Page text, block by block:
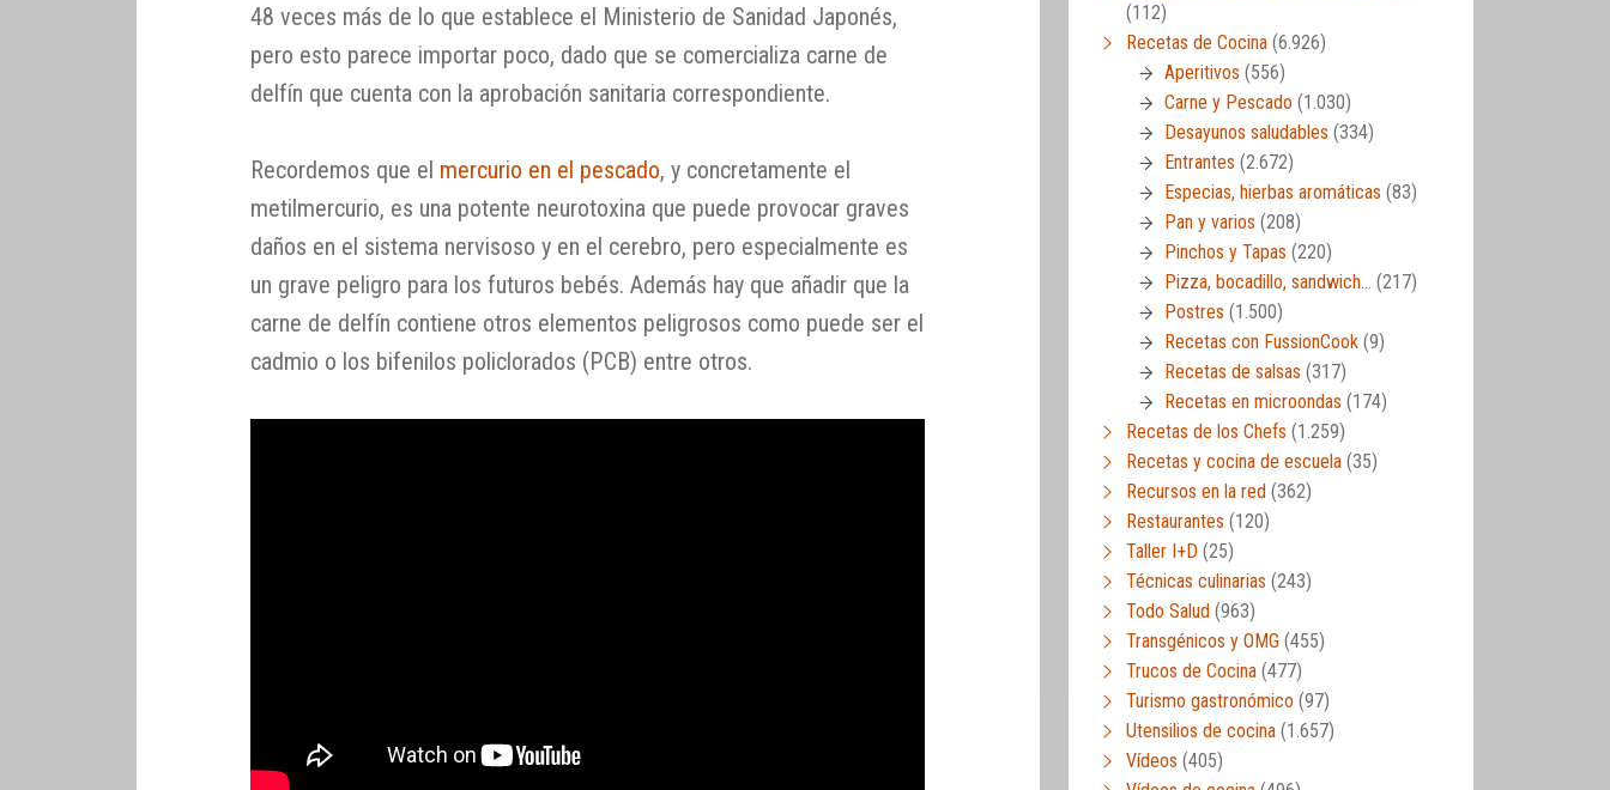
48 veces más de lo que establece el Ministerio de Sanidad Japonés,
pero esto parece importar poco, dado que se comercializa carne de
delfín que cuenta con la aprobación sanitaria correspondiente.
Recordemos que el mercurio en el pescado, y concretamente el
metilmercurio, es una potente neurotoxina que puede provocar graves
daños en el sistema nervisoso y en el cerebro, pero especialmente es
un grave peligro para los futuros bebés. Además hay que añadir que la
carne de delfín contiene otros elementos peligrosos como puede ser el
cadmio o los bifenilos policlorados (PCB) entre otros.
(112)
Recetas de Cocina (6.926)
Aperitivos (556)
Carne y Pescado (1.030)
Desayunos saludables (334)
Entrantes (2.672)
Especias, hierbas aromáticas (83)
Pan y varios (208)
Pinchos y Tapas (220)
Pizza, bocadillo, sandwich… (217)
Postres (1.500)
Recetas con FussionCook (9)
Recetas de salsas (317)
Recetas en microondas (174)
Recetas de los Chefs (1.259)
Recetas y cocina de escuela (35)
Recursos en la red (362)
Restaurantes (120)
Taller I+D (25)
Técnicas culinarias (243)
Todo Salud (963)
Transgénicos y OMG (455)
Trucos de Cocina (477)
Turismo gastronómico (97)
Utensilios de cocina (1.657)
Vídeos (405)